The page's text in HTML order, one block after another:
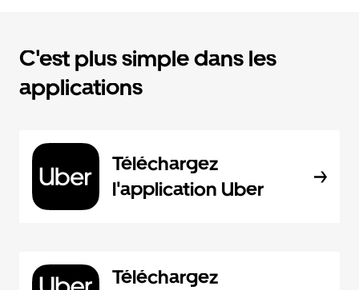
C'est plus simple dans les
applications
Téléchargez
l'application Uber
Téléchargez